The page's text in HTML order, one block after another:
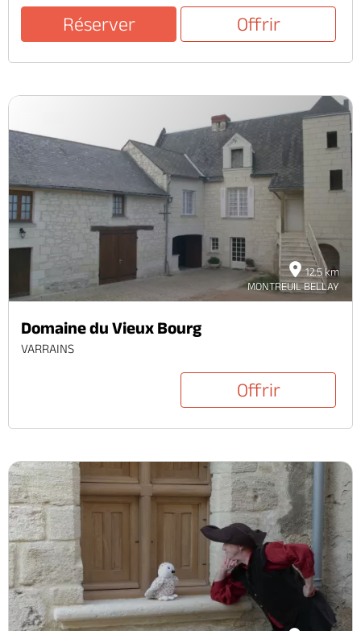
Réserver Offrir
12.5 km
MONTREUIL BELLAY
Domaine du Vieux Bourg
VARRAINS
Offrir